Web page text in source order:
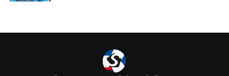
LA PLAYLIST DELLE NOSTRE TOP NEWS